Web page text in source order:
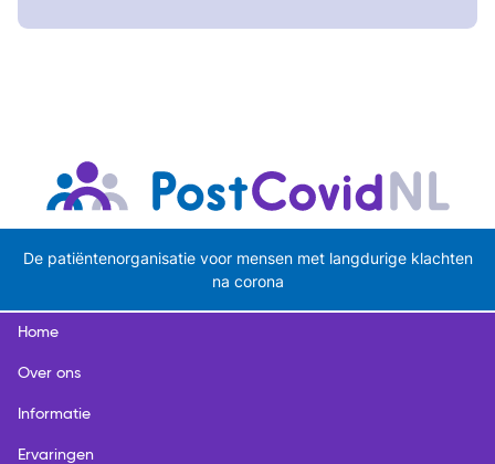
De patiëntenorganisatie voor mensen met langdurige klachten
na corona
Home
Over ons
Informatie
Ervaringen